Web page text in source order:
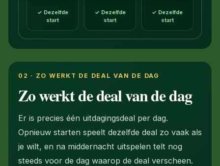
✓ Dezelfde
start
✓ Dezelfde
start
✓ Dezelfde
start
02 · ZO WERKT DE DEAL VAN DE DAG
Zo werkt de deal van de dag
Er is precies één uitdagingsdeal per dag.
Opnieuw starten speelt dezelfde deal zo vaak als
je wilt, en na middernacht uitspelen telt nog
steeds voor de dag waarop de deal verscheen.